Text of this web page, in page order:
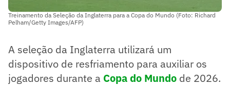
Treinamento da Seleção da Inglaterra para a Copa do Mundo (Foto: Richard
Pelham/Getty Images/AFP)
A seleção da Inglaterra utilizará um
dispositivo de resfriamento para auxiliar os
jogadores durante a Copa do Mundo de 2026.